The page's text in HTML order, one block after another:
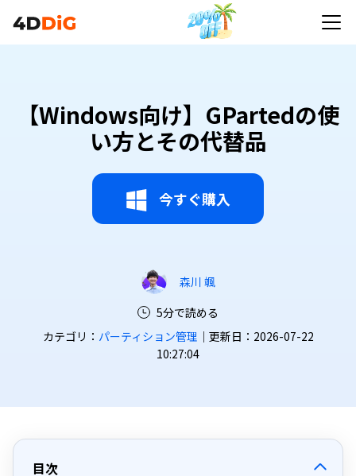
【Windows向け】GPartedの使
い方とその代替品
今すぐ購入
森川 颯
5分で読める
カテゴリ： パーティション管理 ｜更新日：2026-07-22
10:27:04
目次